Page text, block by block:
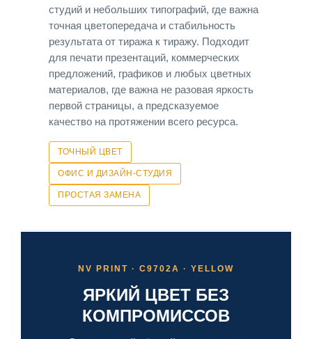
студий и небольших типографий, где важна
точная цветопередача и стабильность
результата от тиража к тиражу. Подходит
для печати презентаций, коммерческих
предложений, графиков и любых цветных
материалов, где важна не разовая яркость
первой страницы, а предсказуемое
качество на протяжении всего ресурса.
ТОЧНЫЙ ЦВЕТ
ОФИС И ДИЗАЙН-СТУДИЯ
ПРОСТАЯ ЗАМЕНА
NV PRINT · C9702A · YELLOW
ЯРКИЙ ЦВЕТ БЕЗ
КОМПРОМИССОВ